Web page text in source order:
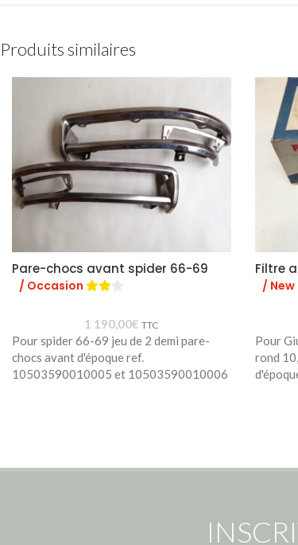
Produits similaires
Pare-chocs avant spider 66-69
/ Occasion
1 190,00€ TTC
Pour spider 66-69 jeu de 2 demi pare-
chocs avant d'époque ref.
10503590010005 et 10503590010006
Filtre
/
Pour
rond